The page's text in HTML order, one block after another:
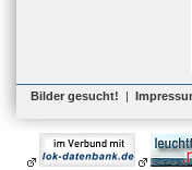
Bilder gesucht! |